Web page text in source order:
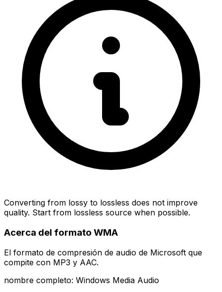
Converting from lossy to lossless does not improve
quality. Start from lossless source when possible.
Acerca del formato WMA
El formato de compresión de audio de Microsoft que
compite con MP3 y AAC.
nombre completo: Windows Media Audio